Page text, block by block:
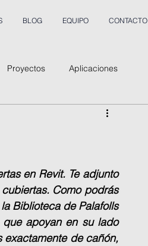
BLOG EQUIPO CONTACTO
Proyectos Aplicaciones
en Revit. Te adjunto
Como podrás
Biblioteca de Palafolls
apoyan en su lado
de cañón,